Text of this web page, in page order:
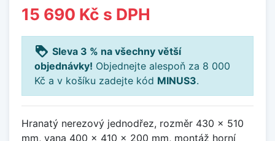
15 690 Kč s DPH
loyalty Sleva 3 % na všechny větší
objednávky! Objednejte alespoň za 8 000
Kč a v košíku zadejte kód MINUS3.
Hranatý nerezový jednodřez, rozměr 430 x 510
mm, vana 400 x 410 x 200 mm, montáž horní